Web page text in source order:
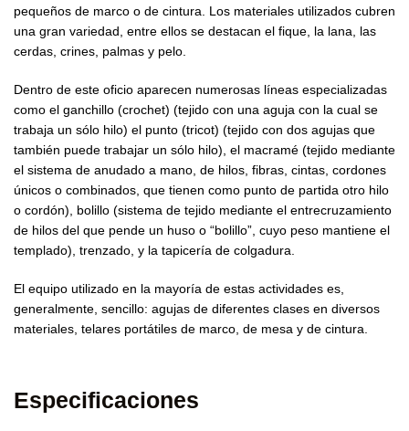
pequeños de marco o de cintura. Los materiales utilizados cubren
una gran variedad, entre ellos se destacan el fique, la lana, las
cerdas, crines, palmas y pelo.
Dentro de este oficio aparecen numerosas líneas especializadas
como el ganchillo (crochet) (tejido con una aguja con la cual se
trabaja un sólo hilo) el punto (tricot) (tejido con dos agujas que
también puede trabajar un sólo hilo), el macramé (tejido mediante
el sistema de anudado a mano, de hilos, fibras, cintas, cordones
únicos o combinados, que tienen como punto de partida otro hilo
o cordón), bolillo (sistema de tejido mediante el entrecruzamiento
de hilos del que pende un huso o “bolillo”, cuyo peso mantiene el
templado), trenzado, y la tapicería de colgadura.
El equipo utilizado en la mayoría de estas actividades es,
generalmente, sencillo: agujas de diferentes clases en diversos
materiales, telares portátiles de marco, de mesa y de cintura.
Especificaciones